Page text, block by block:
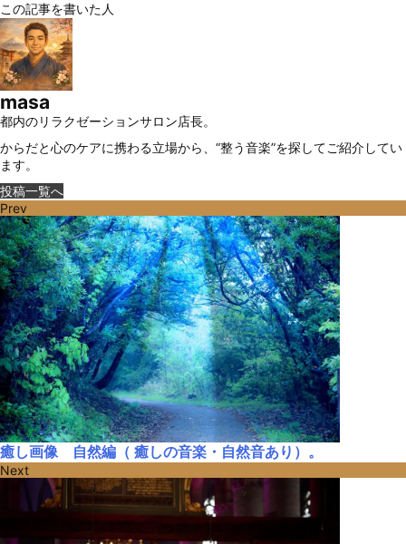
この記事を書いた人
masa
都内のリラクゼーションサロン店長。
からだと心のケアに携わる立場から、“整う音楽”を探してご紹介してい
ます。
投稿一覧へ
Prev
癒し画像 自然編（ 癒しの音楽・自然音あり）。
Next